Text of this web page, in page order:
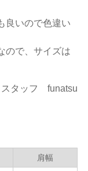
良いので色違い
ので、サイズは
スタッフ funatsu
肩幅